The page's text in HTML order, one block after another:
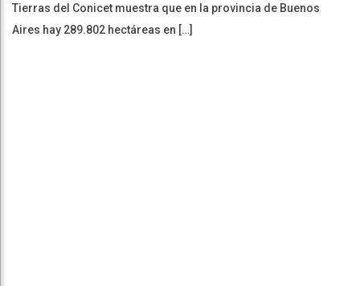
Tierras del Conicet muestra que en la provincia de Buenos
Aires hay 289.802 hectáreas en […]